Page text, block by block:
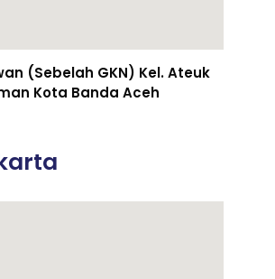
(Sebelah GKN) Kel. Ateuk
Kota Banda Aceh